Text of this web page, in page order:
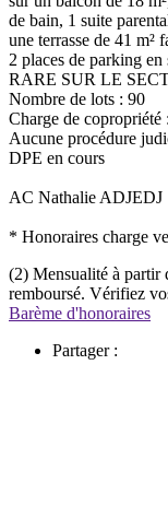
de bain, 1 suite
une terrasse de 41 m²
2 places de parking en
RARE SUR LE
Nombre de lots : 90
Charge de copropriété
Aucune procédure
DPE en cours
AC Nathalie ADJEDJ
* Honoraires charge
(2) Mensualité à partir
remboursé. Vérifiez
Barème d'honoraires
Partager :